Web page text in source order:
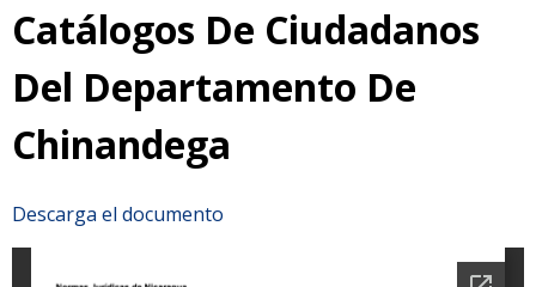
Catálogos De Ciudadanos
Del Departamento De
Chinandega
Descarga el documento